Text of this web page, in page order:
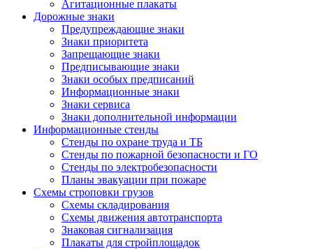
Агитационные плакаты
Дорожные знаки
Предупреждающие знаки
Знаки приоритета
Запрещающие знаки
Предписывающие знаки
Знаки особых предписаний
Информационные знаки
Знаки сервиса
Знаки дополнительной информации
Информационные стенды
Стенды по охране труда и ТБ
Стенды по пожарной безопасности и ГО
Стенды по электробезопасности
Планы эвакуации при пожаре
Схемы строповки грузов
Схемы складирования
Схемы движения автотранспорта
Знаковая сигнализация
Плакаты для стройплощадок